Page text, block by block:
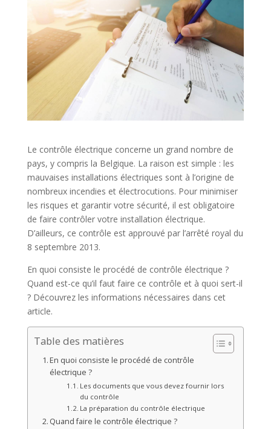
Le contrôle électrique concerne un grand nombre de
pays, y compris la Belgique. La raison est simple : les
mauvaises installations électriques sont à l’origine de
nombreux incendies et électrocutions. Pour minimiser
les risques et garantir votre sécurité, il est obligatoire
de faire contrôler votre installation électrique.
D’ailleurs, ce contrôle est approuvé par l’arrêté royal du
8 septembre 2013.
En quoi consiste le procédé de contrôle électrique ?
Quand est-ce qu’il faut faire ce contrôle et à quoi sert-il
? Découvrez les informations nécessaires dans cet
article.
Table des matières
En quoi consiste le procédé de contrôle
électrique ?
Les documents que vous devez fournir lors
du contrôle
La préparation du contrôle électrique
Quand faire le contrôle électrique ?